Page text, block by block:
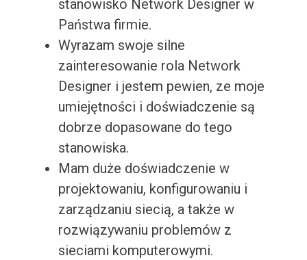
stanowisko Network Designer w
Państwa firmie.
Wyrazam swoje silne
zainteresowanie rola Network
Designer i jestem pewien, ze moje
umiejętności i doświadczenie są
dobrze dopasowane do tego
stanowiska.
Mam duże doświadczenie w
projektowaniu, konfigurowaniu i
zarządzaniu siecią, a także w
rozwiązywaniu problemów z
sieciami komputerowymi.